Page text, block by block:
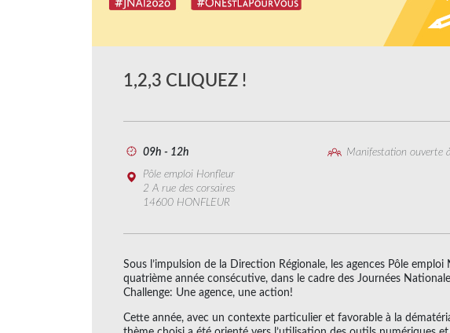
1,2,3 CLIQUEZ !
09h - 12h
Manifestation ouverte
Pôle emploi Honfleur
2 A rue des corsaires
14600 HONFLEUR
Sous l’impulsion de la Direction Régionale, les agences Pôle
quatrième année consécutive, dans le cadre des Journées
Challenge: Une agence, une action!
Cette année, avec un contexte particulier et favorable à la